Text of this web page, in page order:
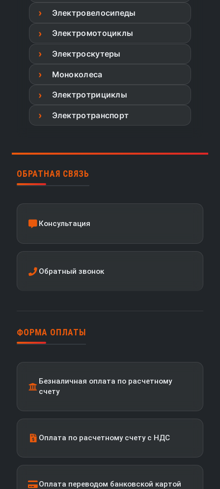
Электровелосипеды
Электромотоциклы
Электроскутеры
Моноколеса
Электротрициклы
Электротранспорт
ОБРАТНАЯ СВЯЗЬ
Консультация
Обратный звонок
ФОРМА ОПЛАТЫ
Безналичная оплата по расчетному
счету
Оплата по расчетному счету с НДС
Оплата переводом банковской картой